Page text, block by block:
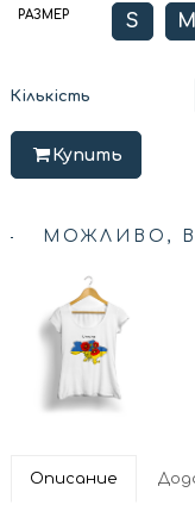
РАЗМЕР S M
Кількість
Купить
МОЖЛИВО,
Описание